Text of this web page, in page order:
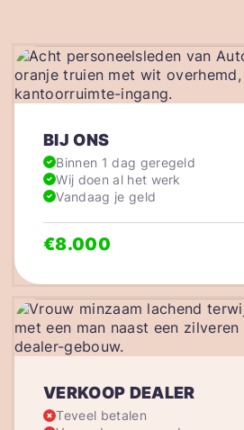
VERKOOP DEALER
Teveel betalen
BIJ ONS
Binnen 1 dag geregeld
Wij doen al het werk
Vandaag je geld
€8.000